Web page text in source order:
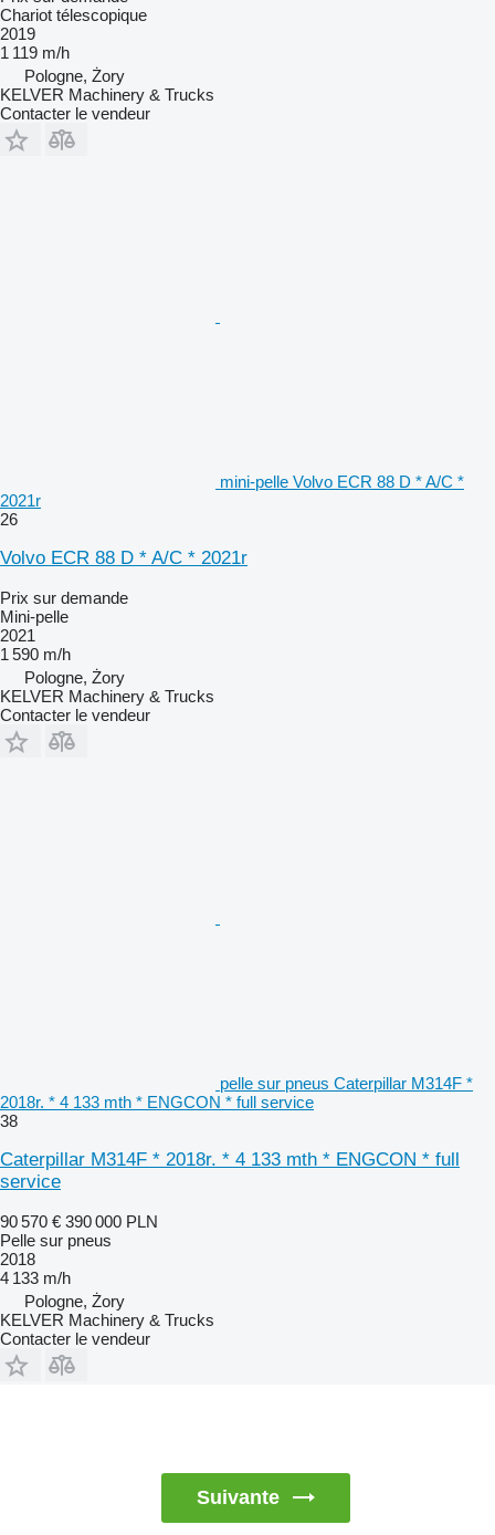
Chariot télescopique
2019
1 119 m/h
Pologne, Żory
KELVER Machinery & Trucks
Contacter le vendeur
mini-pelle Volvo ECR 88 D * A/C *
2021r
26
Volvo ECR 88 D * A/C * 2021r
Prix sur demande
Mini-pelle
2021
1 590 m/h
Pologne, Żory
KELVER Machinery & Trucks
Contacter le vendeur
pelle sur pneus Caterpillar M314F *
2018r. * 4 133 mth * ENGCON * full service
38
Caterpillar M314F * 2018r. * 4 133 mth * ENGCON * full
service
90 570 € 390 000 PLN
Pelle sur pneus
2018
4 133 m/h
Pologne, Żory
KELVER Machinery & Trucks
Contacter le vendeur
Suivante